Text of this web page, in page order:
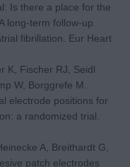
Is there a place for the
long-term follow-up
fibrillation. Eur Heart
K, Fischer RJ, Seidl
W, Borggrefe M.
electrode positions for
a randomized trial.
A, Breithardt G,
patch electrodes